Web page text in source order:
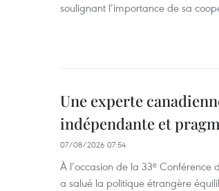
soulignant l’importance de sa
Une experte
indépendante et
07/08/2026 07:54
À l’occasion de la 33ᵉ
a salué la politique étrangère